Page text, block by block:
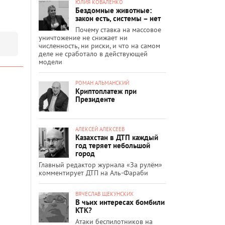
ЮЛИЯ КОВАЛЕНКО
Бездомные животные:
закон есть, системы – нет
Почему ставка на массовое
уничтожение не снижает ни
численность, ни риски, и что на самом
деле не сработало в действующей
модели
РОМАН АЛЬМАНСКИЙ
Криптоплатеж при
Президенте
АЛЕКСЕЙ АЛЕКСЕЕВ
Казахстан в ДТП каждый
год теряет небольшой
город
Главный редактор журнала «За рулём»
комментирует ДТП на Аль-Фараби
ВЯЧЕСЛАВ ЩЕКУНСКИХ
В чьих интересах бомбили
КТК?
Атаки беспилотников на